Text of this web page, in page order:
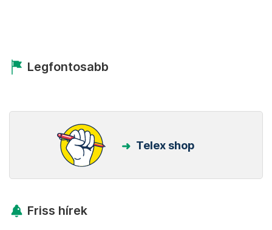
Legfontosabb
Telex shop
Friss hírek